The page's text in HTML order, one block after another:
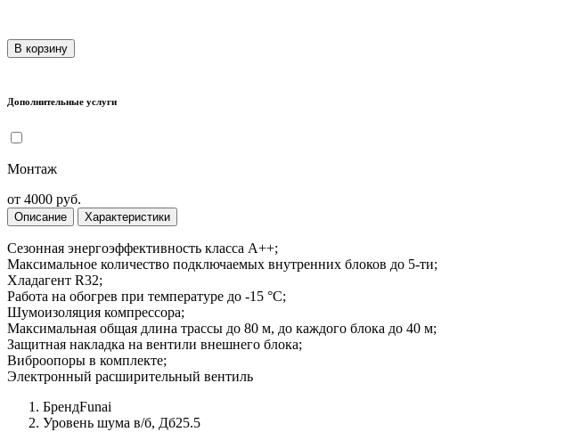
В корзину
Дополнительные услуги
Монтаж
от 4000 руб.
Описание Характеристики
Сезонная энергоэффективность класса А++;
Максимальное количество подключаемых внутренних блоков до 5-ти;
Хладагент R32;
Работа на обогрев при температуре до -15 °С;
Шумоизоляция компрессора;
Максимальная общая длина трассы до 80 м, до каждого блока до 40 м;
Защитная накладка на вентили внешнего блока;
Виброопоры в комплекте;
Электронный расширительный вентиль
БрендFunai
Уровень шума в/б, Дб25.5